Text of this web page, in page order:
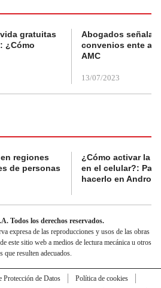
gratuitas
¿Cómo
Abogados
convenios ente
AMC
13/07/2023
regiones
de personas
¿Cómo activar la
en el celular?:
hacerlo en
Todos los derechos reservados.
expresa de las reproducciones y usos de las obras
este sitio web a medios de lectura mecánica u otros
que resulten adecuados.
Protección de Datos
Política de cookies